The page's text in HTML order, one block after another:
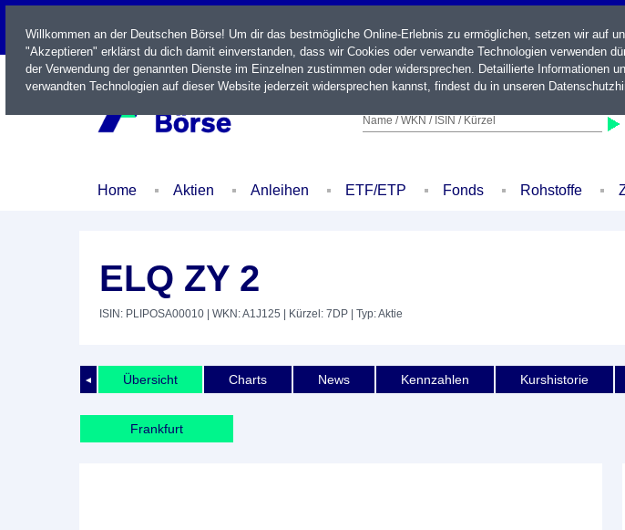
LIVE
Name / WKN / ISIN / Kürzel
Home Aktien Anleihen ETF/ETP Fonds Rohstoffe
ELQ ZY 2
ISIN: PLIPOSA00010 | WKN: A1J125 | Kürzel: 7DP | Typ: Aktie
◄ Übersicht Charts News Kennzahlen Kurshistorie
Frankfurt
Willkommen an der Deutschen Börse! Um dir das bestmögliche Online-Erlebnis zu ermöglichen, setzen wir auf
"Akzeptieren" erklärst du dich damit einverstanden, dass wir Cookies oder verwandte Technologien verwenden
der Verwendung der genannten Dienste im Einzelnen zustimmen oder widersprechen. Detaillierte Informationen
verwandten Technologien auf dieser Website jederzeit widersprechen kannst, findest du in unseren